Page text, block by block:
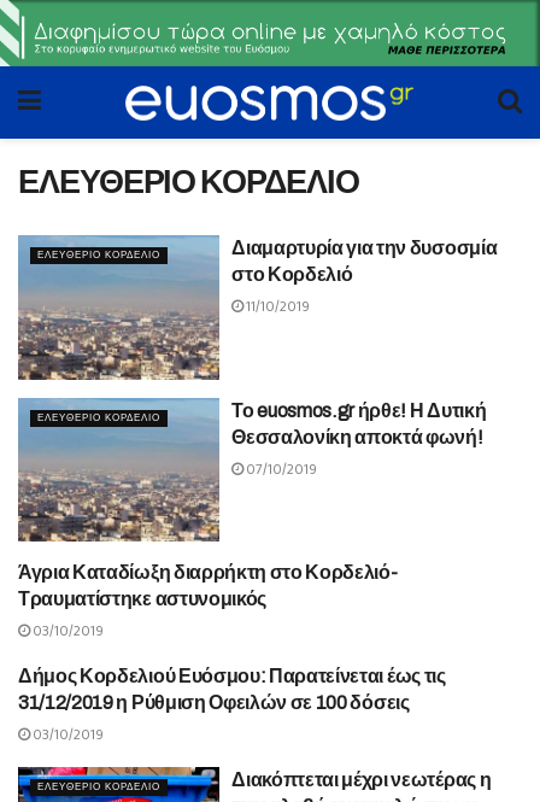
ΕΛΕΥΘΕΡΙΟ ΚΟΡΔΕΛΙΟ
ΕΛΕΥΘΕΡΙΟ ΚΟΡΔΕΛΙΟ
Διαμαρτυρία για την δυσοσμία
στο Κορδελιό
11/10/2019
ΕΛΕΥΘΕΡΙΟ ΚΟΡΔΕΛΙΟ
Το euosmos.gr ήρθε! Η Δυτική
Θεσσαλονίκη αποκτά φωνή!
07/10/2019
ΕΛΕΥΘΕΡΙΟ ΚΟΡΔΕΛΙΟ
Άγρια Καταδίωξη διαρρήκτη στο Κορδελιό-
Τραυματίστηκε αστυνομικός
03/10/2019
ΕΛΕΥΘΕΡΙΟ ΚΟΡΔΕΛΙΟ
Δήμος Κορδελιού Ευόσμου: Παρατείνεται έως τις
31/12/2019 η Ρύθμιση Οφειλών σε 100 δόσεις
03/10/2019
ΕΛΕΥΘΕΡΙΟ ΚΟΡΔΕΛΙΟ
Διακόπτεται μέχρι νεωτέρας η